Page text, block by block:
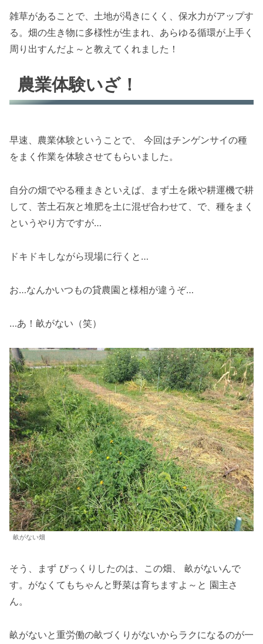
雑草があることで、土地が渇きにくく、保水力がアップす
る。畑の生き物に多様性が生まれ、あらゆる循環が上手く
周り出すんだよ～と教えてくれました！
農業体験いざ！
早速、農業体験ということで、 今回はチンゲンサイの種
をまく作業を体験させてもらいました。
自分の畑でやる種まきといえば、まず土を鍬や耕運機で耕
して、苦土石灰と堆肥を土に混ぜ合わせて、で、種をまく
というやり方ですが…
ドキドキしながら現場に行くと…
お…なんかいつもの貸農園と様相が違うぞ…
…あ！畝がない（笑）
畝がない畑
そう、まず びっくりしたのは、この畑、 畝がないんで
す。がなくてもちゃんと野菜は育ちますよ～と 園主さ
ん。
畝がないと重労働の畝づくりがないからラクになるのが一